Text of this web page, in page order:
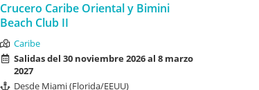
Crucero Caribe Oriental y Bimini
Beach Club II
Caribe
Salidas del 30 noviembre 2026 al 8 marzo
2027
Desde Miami (Florida/EEUU)